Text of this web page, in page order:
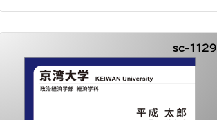
sc-1129